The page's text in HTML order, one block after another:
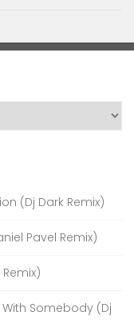
(Dj Dark Remix)
Pavel Remix)
Somebody (Dj